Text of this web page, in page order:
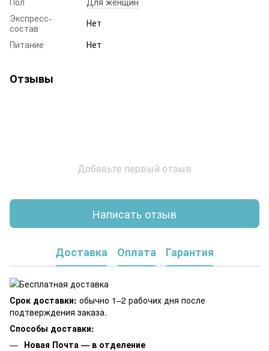
Экспресс-
состав
Нет
Питание
Нет
Отзывы
Добавьте первый отзыв
Написать отзыв
Доставка Оплата Гарантия
Срок доставки: обычно 1–2 рабочих дня после
подтверждения заказа.
Способы доставки:
Новая Почта — в отделение